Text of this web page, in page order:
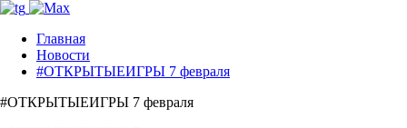
Главная
Новости
#ОТКРЫТЫЕИГРЫ 7 февраля
#ОТКРЫТЫЕИГРЫ 7 февраля